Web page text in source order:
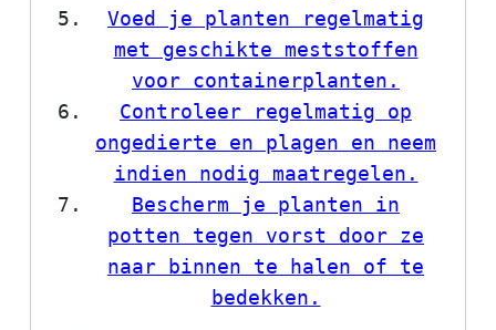
Voed je planten regelmatig
met geschikte meststoffen
voor containerplanten.
Controleer regelmatig op
ongedierte en plagen en neem
indien nodig maatregelen.
Bescherm je planten in
potten tegen vorst door ze
naar binnen te halen of te
bedekken.